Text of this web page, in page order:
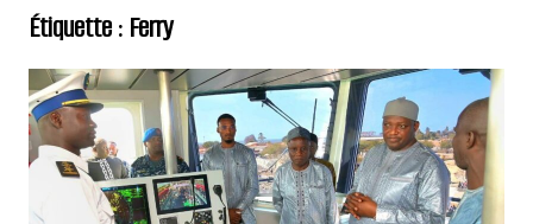
Étiquette : Ferry